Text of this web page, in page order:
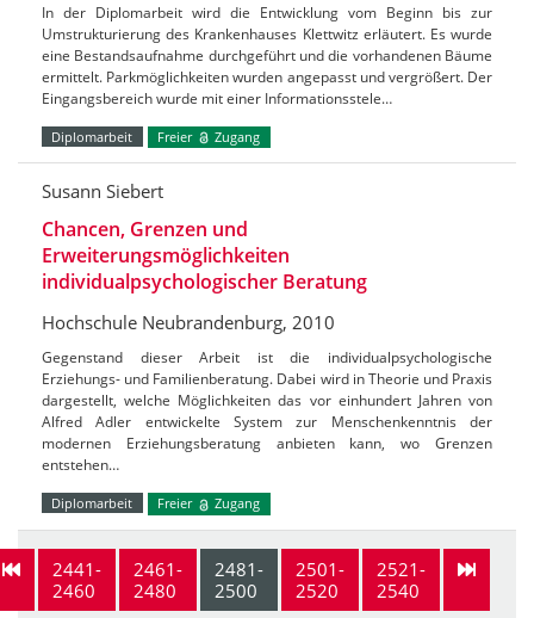
In der Diplomarbeit wird die Entwicklung vom Beginn bis zur
Umstrukturierung des Krankenhauses Klettwitz erläutert. Es wurde
eine Bestandsaufnahme durchgeführt und die vorhandenen Bäume
ermittelt. Parkmöglichkeiten wurden angepasst und vergrößert. Der
Eingangsbereich wurde mit einer Informationsstele…
Diplomarbeit Freier Zugang
Susann Siebert
Chancen, Grenzen und
Erweiterungsmöglichkeiten
individualpsychologischer Beratung
Hochschule Neubrandenburg, 2010
Gegenstand dieser Arbeit ist die individualpsychologische
Erziehungs- und Familienberatung. Dabei wird in Theorie und Praxis
dargestellt, welche Möglichkeiten das vor einhundert Jahren von
Alfred Adler entwickelte System zur Menschenkenntnis der
modernen Erziehungsberatung anbieten kann, wo Grenzen
entstehen…
Diplomarbeit Freier Zugang
2441-
2460
2461-
2480
2481-
2500
2501-
2520
2521-
2540